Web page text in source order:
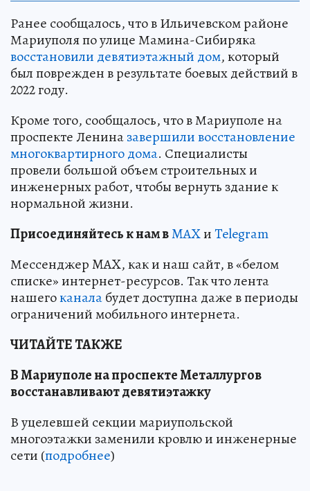
Ранее сообщалось, что в Ильичевском районе
Мариуполя по улице Мамина-Сибиряка
восстановили девятиэтажный дом, который
был поврежден в результате боевых действий в
2022 году.
Кроме того, сообщалось, что в Мариуполе на
проспекте Лениназавершили восстановление
многоквартирного дома. Специалисты
провели большой объем строительных и
инженерных работ, чтобы вернуть здание к
нормальной жизни.
Присоединяйтесь к нам вMAXиTelegram
Мессенджер MAX, как и наш сайт, в «белом
списке» интернет-ресурсов. Так что лента
нашегоканалабудет доступна даже в периоды
ограничений мобильного интернета.
ЧИТАЙТЕ ТАКЖЕ
В Мариуполе на проспекте Металлургов
восстанавливают девятиэтажку
В уцелевшей секции мариупольской
многоэтажки заменили кровлю и инженерные
сети (подробнее)